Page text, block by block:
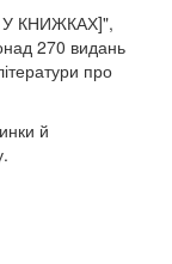
У КНИЖКАХ]",
270 видань
про
й